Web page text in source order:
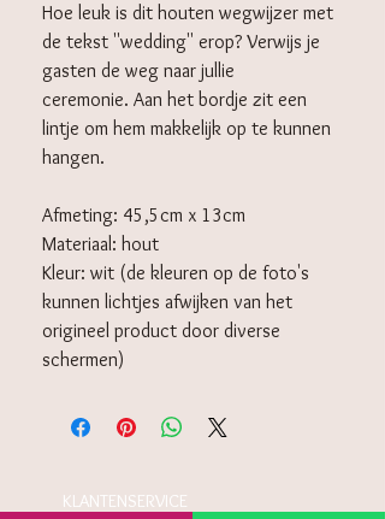
Hoe leuk is dit houten wegwijzer met
de tekst ''wedding'' erop? Verwijs je
gasten de weg naar jullie
ceremonie. Aan het bordje zit een
lintje om hem makkelijk op te kunnen
hangen.
Afmeting: 45,5cm x 13cm
Materiaal: hout
Kleur: wit (de kleuren op de foto's
kunnen lichtjes afwijken van het
origineel product door diverse
schermen)
KLANTENSERVICE